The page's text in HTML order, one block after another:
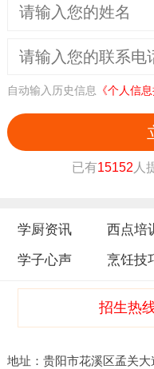
自动输入历史信息 《个人信
已有15152 人
学厨资讯 西点培
学子心声 烹饪技
招生热
地址：贵阳市花溪区孟关大